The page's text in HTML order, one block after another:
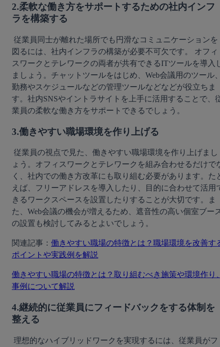
2.柔軟な働き方をサポートするための社内インフ
ラを構築する
図るには、社内インフラの構築が必要不可欠です。 オフィ
スワークとテレワークの両者が共有できるITツールを導入
ましょう。チャットツールをはじめ、Web会議用のツール
勤務やスケジュールなどの管理ツールなどなどが役立ちま
す。社内SNSやイントラサイトを上手に活用することで、
業員の柔軟な働き方をサポートできるでしょう。
3.働きやすい職場環境を作り上げる
ょう。オフィスワークとテレワークを組み合わせるだけで
く、社内での働き方改革にも取り組む必要があります。た
えば、フリーアドレスを導入したり、目的に合わせて活用
きるワークスペースを設置したりすることが大切です。ま
た、Web会議の機会が増えるため、遮音性の高い個室ブー
の設置も検討してみるとよいでしょう。
関連記事： 働きやすい職場の特徴とは？職場環境を改善す
ポイントや実践例を解説
働きやすい職場の特徴とは？取り組むべき施策や環境作り
事例について解説
4.継続的に従業員にフィードバックをする体制を
整える